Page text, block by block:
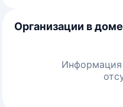
Организации в доме
Информация